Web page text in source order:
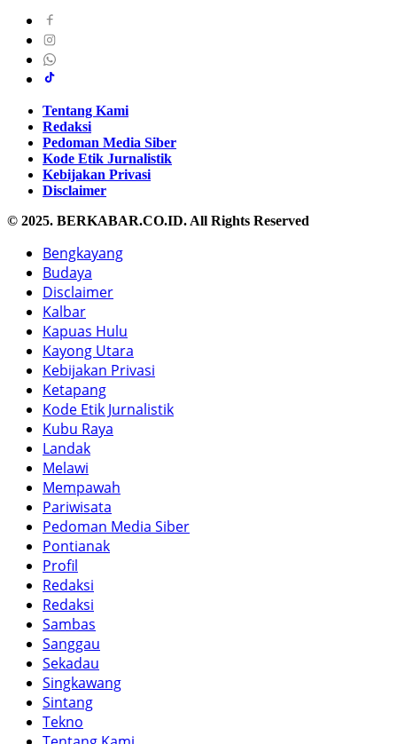
Tentang Kami
Redaksi
Pedoman Media Siber
Kode Etik Jurnalistik
Kebijakan Privasi
Disclaimer
© 2025. BERKABAR.CO.ID. All Rights Reserved
Bengkayang
Budaya
Disclaimer
Kalbar
Kapuas Hulu
Kayong Utara
Kebijakan Privasi
Ketapang
Kode Etik Jurnalistik
Kubu Raya
Landak
Melawi
Mempawah
Pariwisata
Pedoman Media Siber
Pontianak
Profil
Redaksi
Redaksi
Sambas
Sanggau
Sekadau
Singkawang
Sintang
Tekno